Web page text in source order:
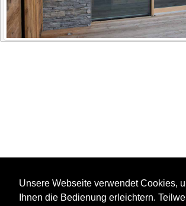
Unsere Webseite verwendet Cookies,
Ihnen die Bedienung erleichtern.